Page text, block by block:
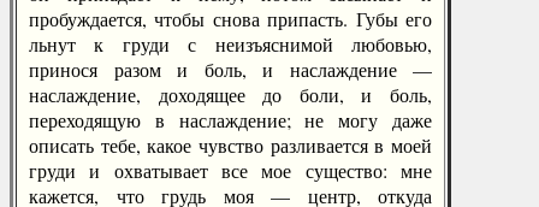
пробуждается, чтобы снова припасть. Губы его
льнут к груди с неизъяснимой любовью,
принося разом и боль, и наслаждение —
наслаждение, доходящее до боли, и боль,
переходящую в наслаждение; не могу даже
описать тебе, какое чувство разливается в моей
груди и охватывает все мое существо: мне
кажется, что грудь моя — центр, откуда